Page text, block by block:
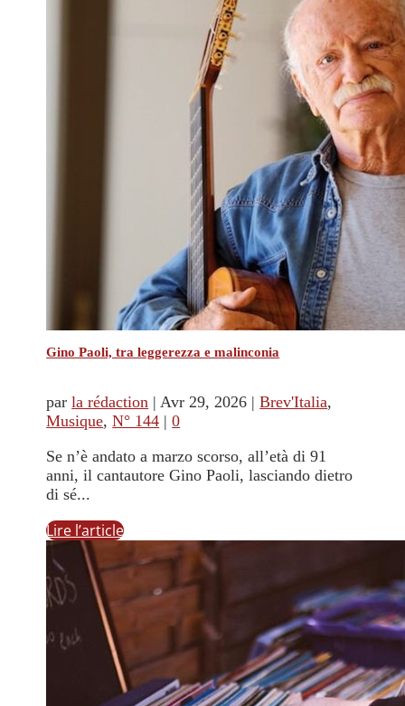
Gino Paoli, tra leggerezza e malinconia
parla rédaction |Avr 29, 2026 |Brev'Italia,
Musique,N° 144 |0
Se n’è andato a marzo scorso, all’età di 91
anni, il cantautore Gino Paoli, lasciando dietro
di sé...
Lire l’article